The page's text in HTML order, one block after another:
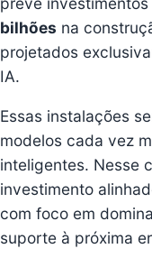
bilhões na
projetados
IA.
Essas instalações
modelos cada vez
inteligentes. Nesse
investimento
com foco em
suporte à próxima